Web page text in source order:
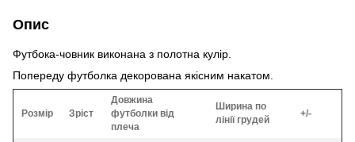
Опис
Футбока-човник виконана з полотна кулір.
Попереду футболка декорована якісним накатом.
Розмір Зріст
Довжина
футболки від
плеча
Ширина по
лінії грудей
+/-